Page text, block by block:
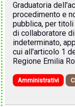
Graduatoria
procedimento e
pubblica, per
di collaboratore
indeterminato,
cui all'articolo 1
Regione Emilia
Amministrativi